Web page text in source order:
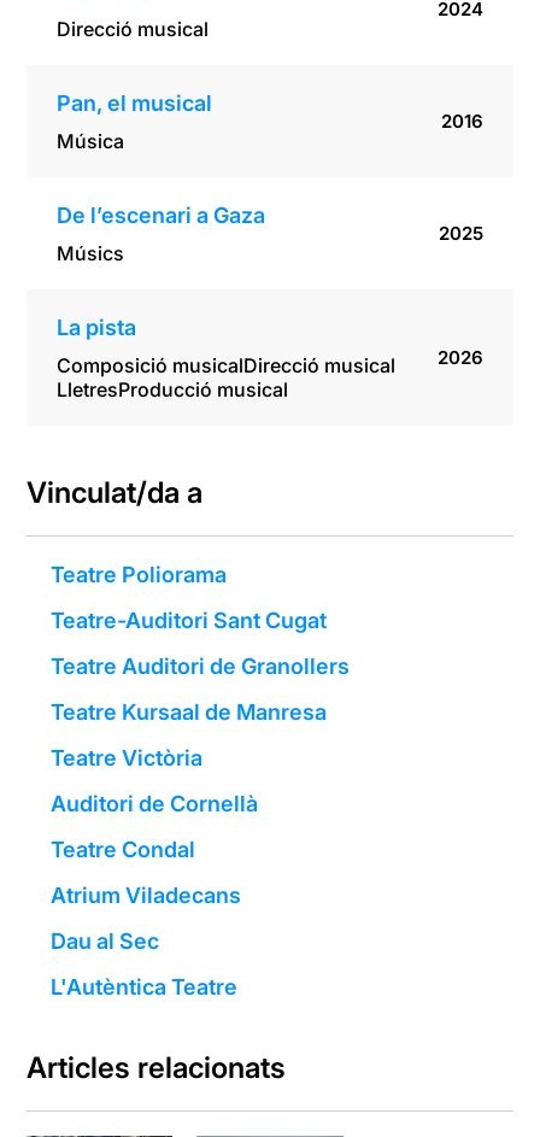
Direcció musical
2024
Pan, el musical
Música
2016
De l’escenari a Gaza
Músics
2025
La pista
Composició musicalDirecció musical
LletresProducció musical
2026
Vinculat/da a
Teatre Poliorama
Teatre-Auditori Sant Cugat
Teatre Auditori de Granollers
Teatre Kursaal de Manresa
Teatre Victòria
Auditori de Cornellà
Teatre Condal
Atrium Viladecans
Dau al Sec
L'Autèntica Teatre
Articles relacionats